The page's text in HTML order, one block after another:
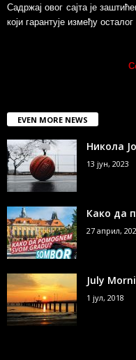
Садржај овог сајта је
који гарантује између
EVEN MORE NEWS
Никола
13 јун, 2023
Како да
27 април,
July
1 јул, 2018